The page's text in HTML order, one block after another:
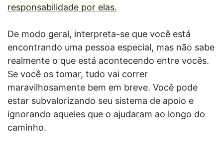
responsabilidade por elas.
De modo geral, interpreta-se que você está
encontrando uma pessoa especial, mas não sabe
realmente o que está acontecendo entre vocês.
Se você os tomar, tudo vai correr
maravilhosamente bem em breve. Você pode
estar subvalorizando seu sistema de apoio e
ignorando aqueles que o ajudaram ao longo do
caminho.